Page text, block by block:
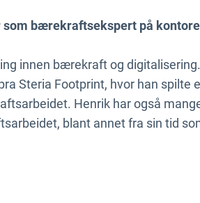
bærekraftsekspert på
innen bærekraft og
Steria Footprint, hvor han spilte
Henrik har også
blant annet fra sin tid